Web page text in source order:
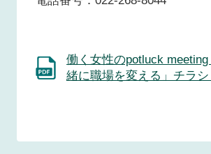
働く女性のpotluck
緒に職場を変える」チラシ